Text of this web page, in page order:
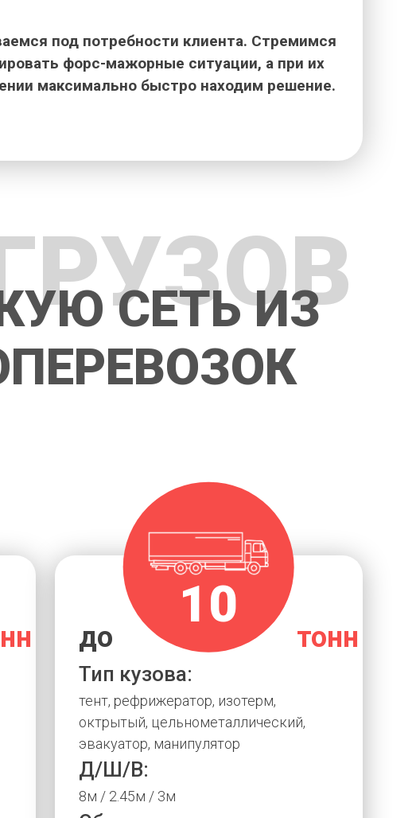
под потребности клиента. Стремимся
форс-мажорные ситуации, а при их
максимально быстро находим решение.
СЕТЬ ИЗ
10
до тонн
Тип кузова:
тент, рефрижератор, изотерм,
октрытый, цельнометаллический,
эвакуатор, манипулятор
Д/Ш/В:
8м / 2.45м / 3м